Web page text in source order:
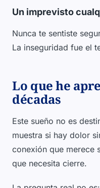
Un imprevisto
Nunca te sentiste
La inseguridad fue el
Lo que he
décadas
Este sueño no es
muestra si hay dolor
conexión que merece
que necesita cierre.